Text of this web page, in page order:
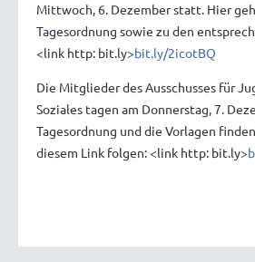
Mittwoch, 6. Dezember statt. Hier
Tagesordnung sowie zu den
<link http: bit.ly>bit.ly/2icotBQ
Die Mitglieder des Ausschusses für
Soziales tagen am Donnerstag, 7.
Tagesordnung und die Vorlagen
diesem Link folgen: <link http: bit.ly>